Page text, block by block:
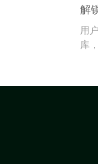
解
用
库